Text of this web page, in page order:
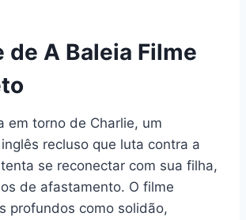
de A Baleia Filme
em torno de Charlie, um
recluso que luta contra a
se reconectar com sua filha,
de afastamento. O filme
profundos como solidão,